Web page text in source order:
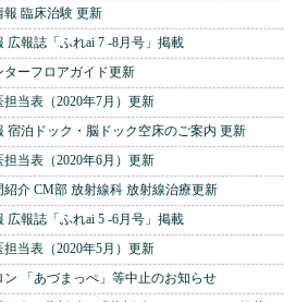
報 臨床治験 更新
広報誌「ふれai 7 -8月号」掲載
ターフロアガイド更新
当表（2020年7月）更新
宿泊ドック・脳ドック空床のご案内 更新
当表（2020年6月）更新
紹介 CM部 放射線科 放射線治療更新
広報誌「ふれai 5 -6月号」掲載
当表（2020年5月）更新
ン 「あづまっぺ」等中止のお知らせ